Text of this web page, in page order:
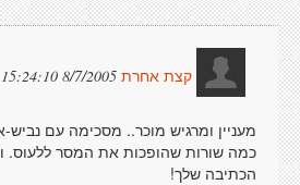
קצת אחרת 8/7/2005 15:24:10
מעניין ומרגיש מוכר.. מסכימה עם נביש-
כמה שורות שהופכות את המסר ללעוס.
הכתיבה שלך!